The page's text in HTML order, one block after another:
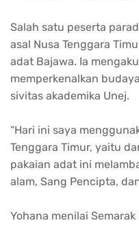
Salah satu peserta
asal Nusa Tenggara
adat Bajawa. Ia
memperkenalkan
sivitas akademika Unej.
“Hari ini saya
Tenggara Timur, yaitu
pakaian adat ini
alam, Sang Pencipta,
Yohana menilai